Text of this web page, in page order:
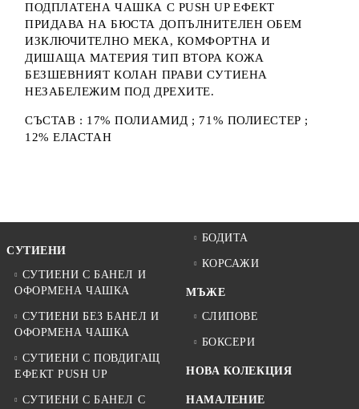
ПОДПЛАТЕНА ЧАШКА С PUSH UP ЕФЕКТ
ПРИДАВА НА БЮСТА ДОПЪЛНИТЕЛЕН ОБЕМ
ИЗКЛЮЧИТЕЛНО МЕКА, КОМФОРТНА И
ДИШАЩА МАТЕРИЯ ТИП ВТОРА КОЖА
БЕЗШЕВНИЯТ КОЛАН ПРАВИ СУТИЕНА
НЕЗАБЕЛЕЖИМ ПОД ДРЕХИТЕ.
СЪСТАВ : 17% ПОЛИАМИД ; 71% ПОЛИЕСТЕР ;
12% ЕЛАСТАН
СУТИЕНИ
СУТИЕНИ С БАНЕЛ И
ОФОРМЕНА ЧАШКА
СУТИЕНИ БЕЗ БАНЕЛ И
ОФОРМЕНА ЧАШКА
СУТИЕНИ С ПОВДИГАЩ
ЕФЕКТ PUSH UP
СУТИЕНИ С БАНЕЛ С
БОДИТА
КОРСАЖИ
МЪЖЕ
СЛИПОВЕ
БОКСЕРИ
НОВА КОЛЕКЦИЯ
НАМАЛЕНИЕ